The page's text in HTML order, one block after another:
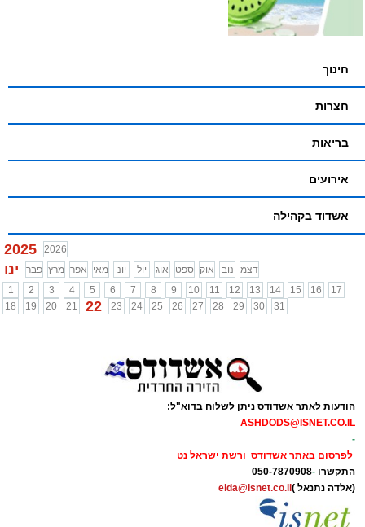
חינוך
חצרות
בריאות
אירועים
אשדוד בקהילה
2025 2026
ינו פבר מרץ אפר מאי יונ יול אוג ספט אוק נוב
דצמ
1
2 3 4 5 6 7 8 9 10 11 12 13 14 15 16
17
18
19 20 21 22 23 24 25 26 27 28 29 30 31
הודעות לאתר אשדודס ניתן לשלוח בדוא"ל:
ASHDODS@ISNET.CO.IL
-
לפרסום באתר אשדודס ורשת ישראל נט
התקשרו -
050-7870908
(אלדה נתנאל ) elda@isnet.co.il